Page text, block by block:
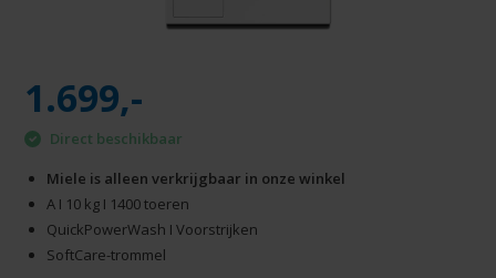
1.699,-
Direct beschikbaar
Miele is alleen verkrijgbaar in onze winkel
A I 10 kg I 1400 toeren
QuickPowerWash I Voorstrijken
SoftCare-trommel